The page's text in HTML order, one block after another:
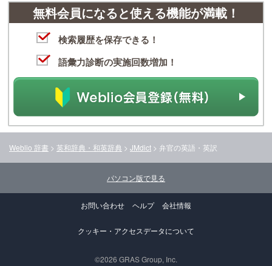
無料会員になると使える機能が満載！
検索履歴を保存できる！
語彙力診断の実施回数増加！
Weblio 辞書 > 英和辞典・和英辞典 > JMdict > 弁官の英語・英訳
パソコン版で見る
お問い合わせ ヘルプ 会社情報
クッキー・アクセスデータについて
©2026 GRAS Group, Inc.